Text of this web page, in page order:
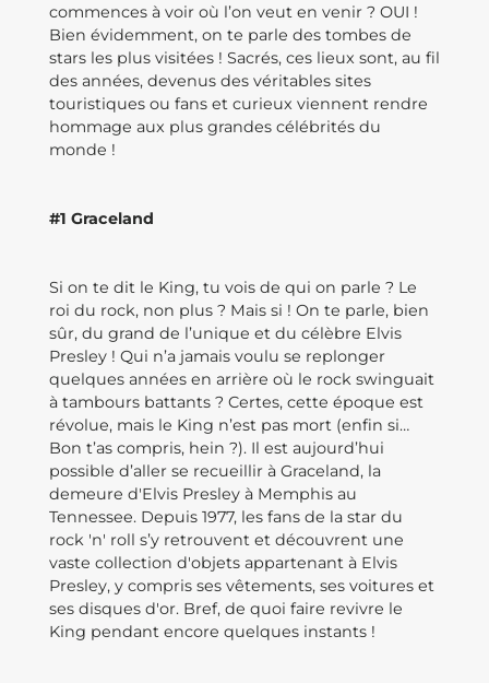
commences à voir où l’on veut en venir ? OUI !
Bien évidemment, on te parle des tombes de
stars les plus visitées ! Sacrés, ces lieux sont, au fil
des années, devenus des véritables sites
touristiques ou fans et curieux viennent rendre
hommage aux plus grandes célébrités du
monde !
#1 Graceland
Si on te dit le King, tu vois de qui on parle ? Le
roi du rock, non plus ? Mais si ! On te parle, bien
sûr, du grand de l’unique et du célèbre Elvis
Presley ! Qui n’a jamais voulu se replonger
quelques années en arrière où le rock swinguait
à tambours battants ? Certes, cette époque est
révolue, mais le King n’est pas mort (enfin si…
Bon t’as compris, hein ?). Il est aujourd’hui
possible d’aller se recueillir à Graceland, la
demeure d'Elvis Presley à Memphis au
Tennessee. Depuis 1977, les fans de la star du
rock 'n' roll s’y retrouvent et découvrent une
vaste collection d'objets appartenant à Elvis
Presley, y compris ses vêtements, ses voitures et
ses disques d'or. Bref, de quoi faire revivre le
King pendant encore quelques instants !